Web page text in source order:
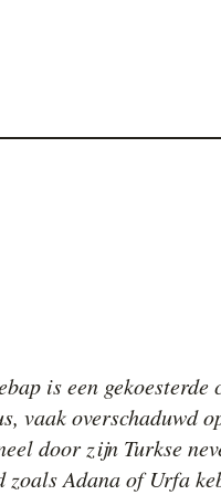
is een
vaak overschaduwd
door zijn Turkse
zoals Adana of Urfa